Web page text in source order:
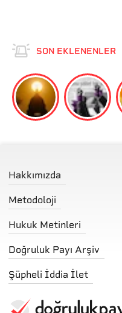
SON EKLENENLER
Hakkımızda
Metodoloji
Hukuk Metinleri
Doğruluk Payı Arşiv
Şüpheli İddia İlet